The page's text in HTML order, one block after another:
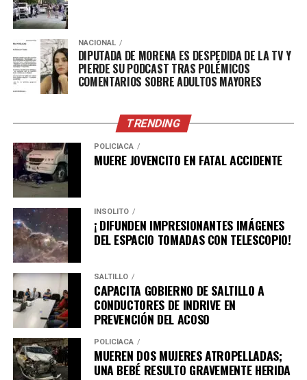
NACIONAL
DIPUTADA DE MORENA ES DESPEDIDA DE LA TV Y
PIERDE SU PODCAST TRAS POLÉMICOS
COMENTARIOS SOBRE ADULTOS MAYORES
TRENDING
POLICÍACA
MUERE JOVENCITO EN FATAL ACCIDENTE
INSÓLITO
¡ DIFUNDEN IMPRESIONANTES IMÁGENES
DEL ESPACIO TOMADAS CON TELESCOPIO!
SALTILLO
CAPACITA GOBIERNO DE SALTILLO A
CONDUCTORES DE INDRIVE EN
PREVENCIÓN DEL ACOSO
POLICÍACA
MUEREN DOS MUJERES ATROPELLADAS;
UNA BEBÉ RESULTO GRAVEMENTE HERIDA